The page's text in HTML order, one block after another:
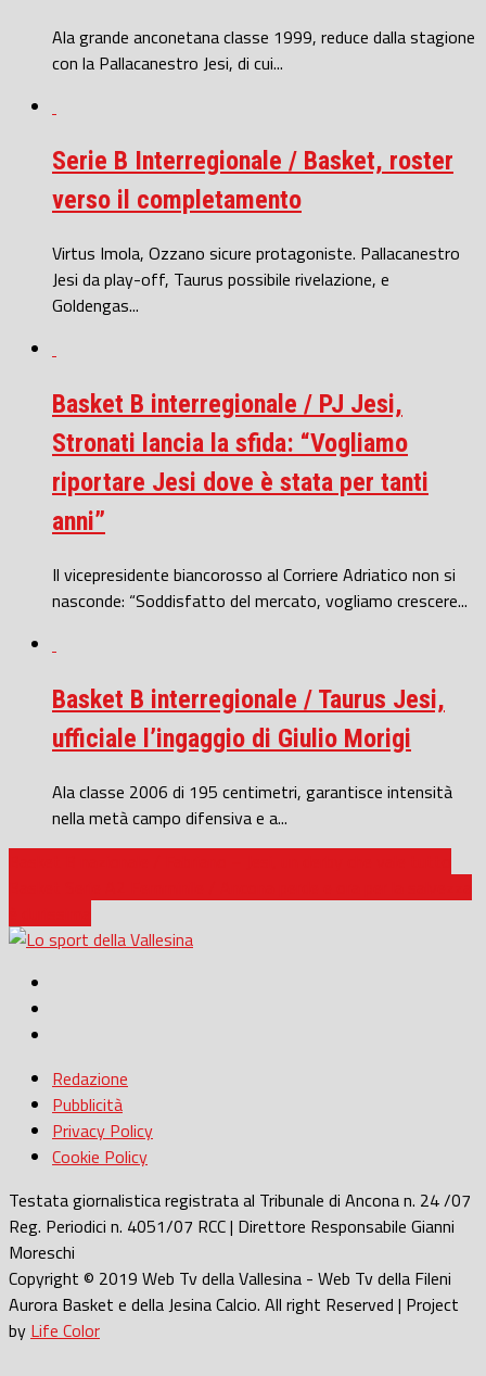
Ala grande anconetana classe 1999, reduce dalla stagione
con la Pallacanestro Jesi, di cui...
Serie B Interregionale / Basket, roster
verso il completamento
Virtus Imola, Ozzano sicure protagoniste. Pallacanestro
Jesi da play-off, Taurus possibile rivelazione, e
Goldengas...
Basket B interregionale / PJ Jesi,
Stronati lancia la sfida: “Vogliamo
riportare Jesi dove è stata per tanti
anni”
Il vicepresidente biancorosso al Corriere Adriatico non si
nasconde: “Soddisfatto del mercato, vogliamo crescere...
Basket B interregionale / Taurus Jesi,
ufficiale l’ingaggio di Giulio Morigi
Ala classe 2006 di 195 centimetri, garantisce intensità
nella metà campo difensiva e a...
Redazione
Pubblicità
Privacy Policy
Cookie Policy
Testata giornalistica registrata al Tribunale di Ancona n. 24 /07
Reg. Periodici n. 4051/07 RCC | Direttore Responsabile Gianni
Moreschi
Copyright © 2019 Web Tv della Vallesina - Web Tv della Fileni
Aurora Basket e della Jesina Calcio. All right Reserved | Project
by Life Color